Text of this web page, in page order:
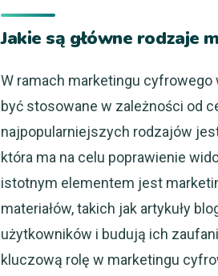
Jakie są główne rodzaje
W ramach marketingu cyfrowego
być stosowane w zależności od
najpopularniejszych rodzajów
która ma na celu poprawienie
istotnym elementem jest
materiałów, takich jak artykuły
użytkowników i budują ich
kluczową rolę w marketingu